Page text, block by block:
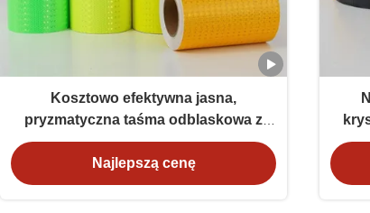
Kosztowo efektywna jasna,
pryzmatyczna taśma odblaskowa z
pączkami miodnymi
Najlepszą cenę